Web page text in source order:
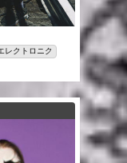
レクトロニク